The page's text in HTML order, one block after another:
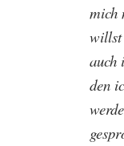
mich
willst
auch
den